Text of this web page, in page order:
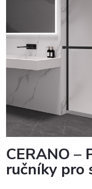
CERANO –
ručníky pro